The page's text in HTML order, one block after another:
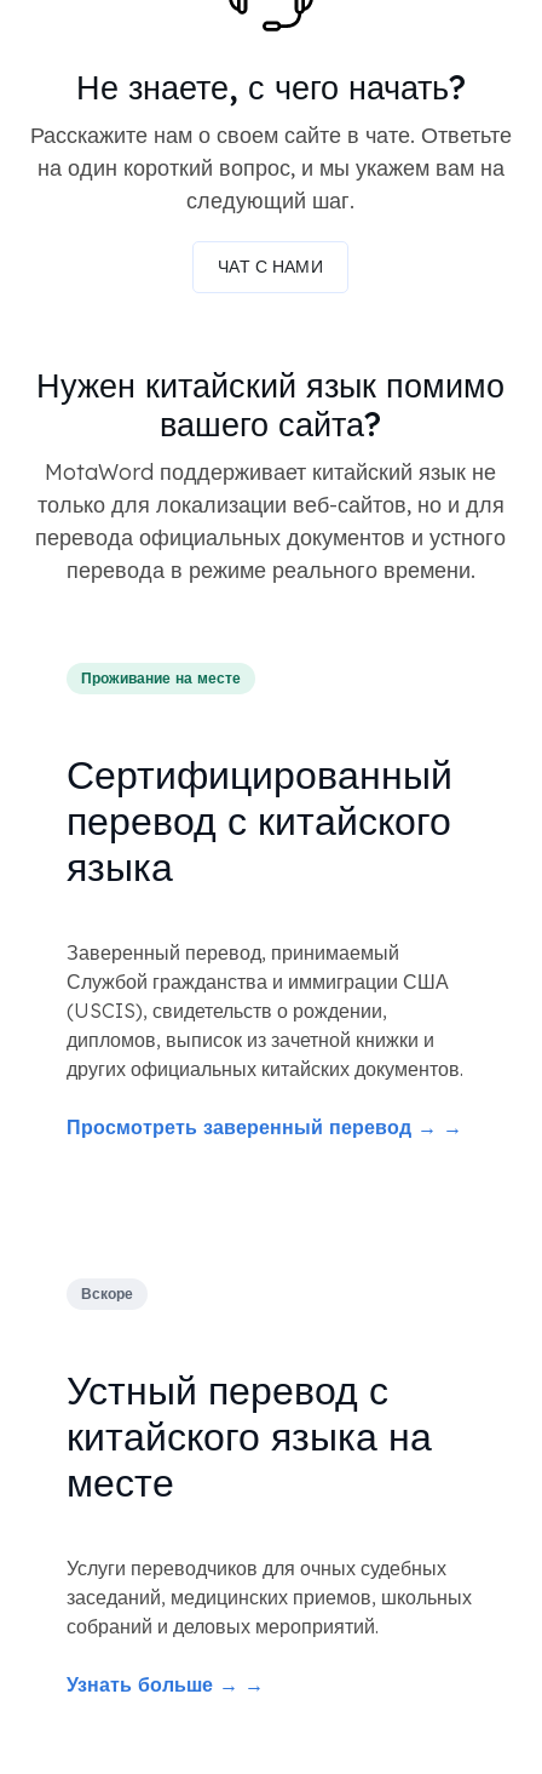
Не знаете, с чего начать?
Расскажите нам о своем сайте в чате. Ответьте
на один короткий вопрос, и мы укажем вам на
следующий шаг.
ЧАТ С НАМИ
Нужен китайский язык помимо
вашего сайта?
MotaWord поддерживает китайский язык не
только для локализации веб-сайтов, но и для
перевода официальных документов и устного
перевода в режиме реального времени.
Проживание на месте
Сертифицированный
перевод с китайского
языка
Заверенный перевод, принимаемый
Службой гражданства и иммиграции США
(USCIS), свидетельств о рождении,
дипломов, выписок из зачетной книжки и
других официальных китайских документов.
Просмотреть заверенный перевод → →
Вскоре
Устный перевод с
китайского языка на
месте
Услуги переводчиков для очных судебных
заседаний, медицинских приемов, школьных
собраний и деловых мероприятий.
Узнать больше → →